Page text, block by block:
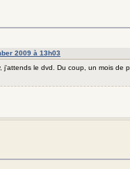
2009 à 13h03
le dvd. Du coup, un mois de